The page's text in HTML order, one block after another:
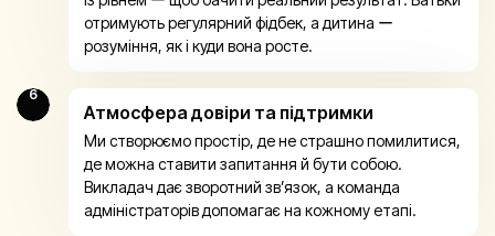
отримують регулярний фідбек, а дитина ー
розуміння, як і куди вона росте.
6
Атмосфера довіри та підтримки
Ми створюємо простір, де не страшно помилитися,
де можна ставити запитання й бути собою.
Викладач дає зворотний зв’язок, а команда
адміністраторів допомагає на кожному етапі.